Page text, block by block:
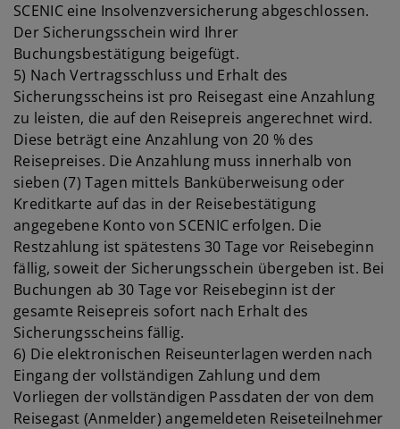
SCENIC eine Insolvenzversicherung abgeschlossen.
Der Sicherungsschein wird Ihrer
Buchungsbestätigung beigefügt.
5) Nach Vertragsschluss und Erhalt des
Sicherungsscheins ist pro Reisegast eine Anzahlung
zu leisten, die auf den Reisepreis angerechnet wird.
Diese beträgt eine Anzahlung von 20 % des
Reisepreises. Die Anzahlung muss innerhalb von
sieben (7) Tagen mittels Banküberweisung oder
Kreditkarte auf das in der Reisebestätigung
angegebene Konto von SCENIC erfolgen. Die
Restzahlung ist spätestens 30 Tage vor Reisebeginn
fällig, soweit der Sicherungsschein übergeben ist. Bei
Buchungen ab 30 Tage vor Reisebeginn ist der
gesamte Reisepreis sofort nach Erhalt des
Sicherungsscheins fällig.
6) Die elektronischen Reiseunterlagen werden nach
Eingang der vollständigen Zahlung und dem
Vorliegen der vollständigen Passdaten der von dem
Reisegast (Anmelder) angemeldeten Reiseteilnehmer